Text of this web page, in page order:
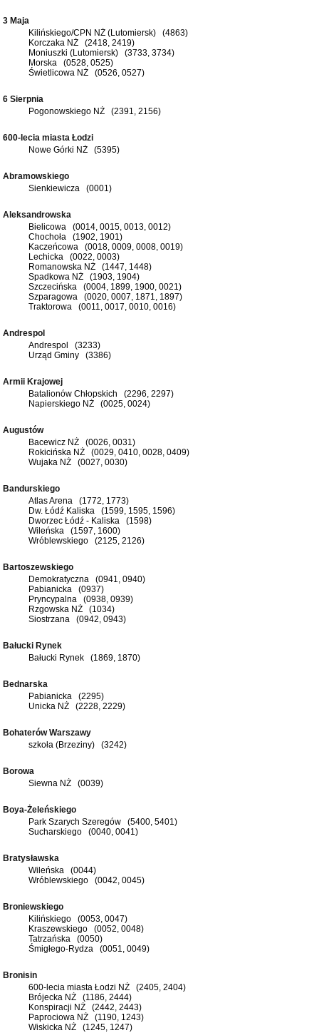
3 Maja
Kilińskiego/CPN NŻ (Lutomiersk) (4863)
Korczaka NŻ (2418, 2419)
Moniuszki (Lutomiersk) (3733, 3734)
Morska (0528, 0525)
Świetlicowa NŻ (0526, 0527)
6 Sierpnia
Pogonowskiego NŻ (2391, 2156)
600-lecia miasta Łodzi
Nowe Górki NŻ (5395)
Abramowskiego
Sienkiewicza (0001)
Aleksandrowska
Bielicowa (0014, 0015, 0013, 0012)
Chochoła (1902, 1901)
Kaczeńcowa (0018, 0009, 0008, 0019)
Lechicka (0022, 0003)
Romanowska NŻ (1447, 1448)
Spadkowa NŻ (1903, 1904)
Szczecińska (0004, 1899, 1900, 0021)
Szparagowa (0020, 0007, 1871, 1897)
Traktorowa (0011, 0017, 0010, 0016)
Andrespol
Andrespol (3233)
Urząd Gminy (3386)
Armii Krajowej
Batalionów Chłopskich (2296, 2297)
Napierskiego NŻ (0025, 0024)
Augustów
Bacewicz NŻ (0026, 0031)
Rokicińska NŻ (0029, 0410, 0028, 0409)
Wujaka NŻ (0027, 0030)
Bandurskiego
Atlas Arena (1772, 1773)
Dw. Łódź Kaliska (1599, 1595, 1596)
Dworzec Łódź - Kaliska (1598)
Wileńska (1597, 1600)
Wróblewskiego (2125, 2126)
Bartoszewskiego
Demokratyczna (0941, 0940)
Pabianicka (0937)
Pryncypalna (0938, 0939)
Rzgowska NŻ (1034)
Siostrzana (0942, 0943)
Bałucki Rynek
Bałucki Rynek (1869, 1870)
Bednarska
Pabianicka (2295)
Unicka NŻ (2228, 2229)
Bohaterów Warszawy
szkoła (Brzeziny) (3242)
Borowa
Siewna NŻ (0039)
Boya-Żeleńskiego
Park Szarych Szeregów (5400, 5401)
Sucharskiego (0040, 0041)
Bratysławska
Wileńska (0044)
Wróblewskiego (0042, 0045)
Broniewskiego
Kilińskiego (0053, 0047)
Kraszewskiego (0052, 0048)
Tatrzańska (0050)
Śmigłego-Rydza (0051, 0049)
Bronisin
600-lecia miasta Łodzi NŻ (2405, 2404)
Brójecka NŻ (1186, 2444)
Konspiracji NŻ (2442, 2443)
Paprociowa NŻ (1190, 1243)
Wiskicka NŻ (1245, 1247)